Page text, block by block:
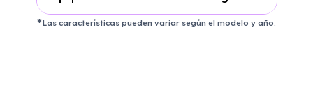
Las características pueden variar según el modelo y año.